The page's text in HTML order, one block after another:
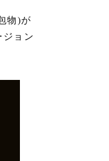
物)が
ジョン